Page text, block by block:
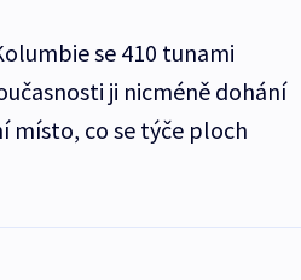
se 410 tunami
ji nicméně dohání
místo, co se týče ploch